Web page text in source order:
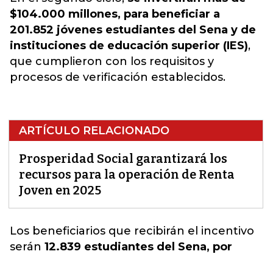
$104.000 millones, para beneficiar a
201.852 jóvenes estudiantes del Sena y de
instituciones de educación superior (IES),
que cumplieron con los requisitos y
procesos de verificación establecidos.
ARTÍCULO RELACIONADO
Prosperidad Social garantizará los
recursos para la operación de Renta
Joven en 2025
Los beneficiarios que recibirán el incentivo
serán 12.839 estudiantes del Sena, por